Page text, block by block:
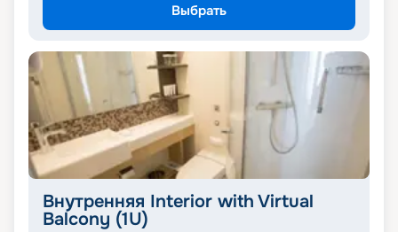
Выбрать
Внутренняя Interior with Virtual
Balcony (1U)